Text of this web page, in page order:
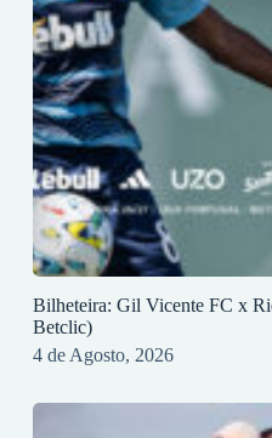
Bilheteira: Gil Vicente FC x
Betclic)
4 de Agosto, 2026